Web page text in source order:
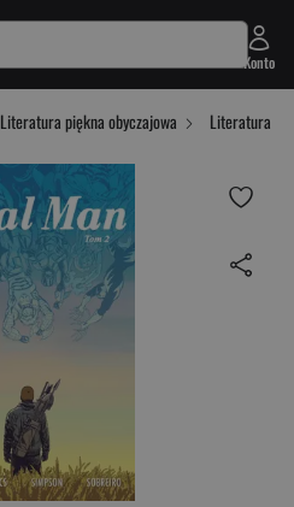
Konto
Literatura piękna obyczajowa Literatura